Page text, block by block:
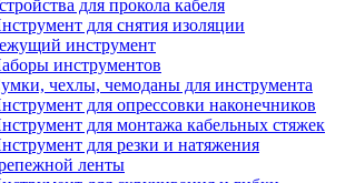
для прокола кабеля
для снятия изоляции
инструмент
инструментов
чехлы, чемоданы для инструмента
для опрессовки наконечников
для монтажа кабельных стяжек
для резки и натяжения
ленты